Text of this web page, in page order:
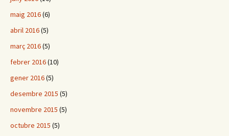
maig 2016(6)
abril 2016(5)
març 2016(5)
febrer 2016(10)
gener 2016(5)
desembre 2015 (5)
novembre 2015 (5)
octubre 2015 (5)